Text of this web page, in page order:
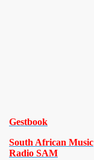
Gestbook
South African Music
Radio SAM